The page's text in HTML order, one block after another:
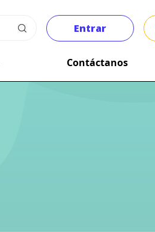
Entrar
Contáctanos